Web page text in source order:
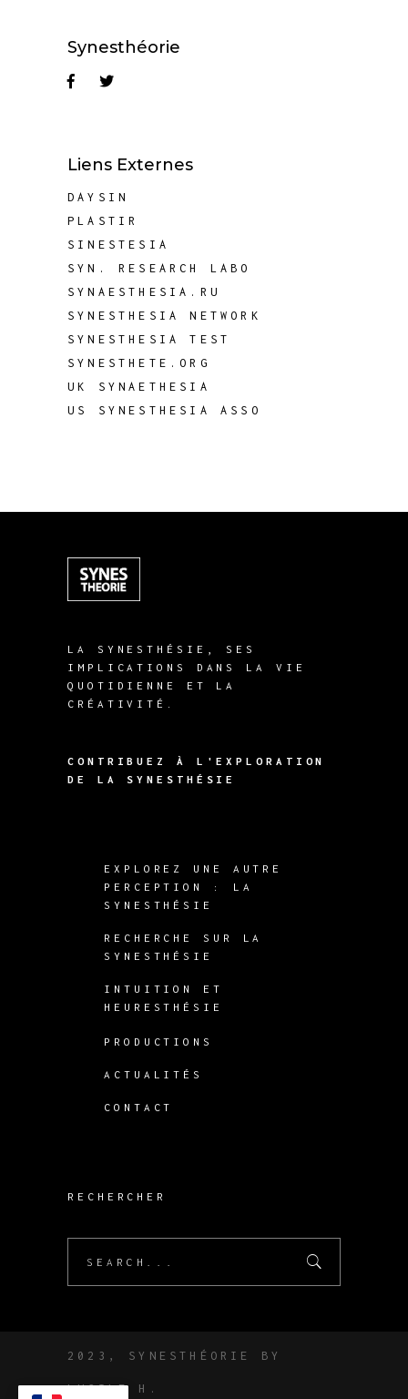
Synesthéorie
Liens Externes
DAYSIN
PLASTIR
SINESTESIA
SYN. RESEARCH LABO
SYNAESTHESIA.RU
SYNESTHESIA NETWORK
SYNESTHESIA TEST
SYNESTHETE.ORG
UK SYNAETHESIA
US SYNESTHESIA ASSO
LA SYNESTHÉSIE, SES
IMPLICATIONS DANS LA VIE
QUOTIDIENNE ET LA
CRÉATIVITÉ.
CONTRIBUEZ À L'EXPLORATION
DE LA SYNESTHÉSIE
EXPLOREZ UNE AUTRE
PERCEPTION : LA
SYNESTHÉSIE
RECHERCHE SUR LA
SYNESTHÉSIE
INTUITION ET
HEURESTHÉSIE
PRODUCTIONS
ACTUALITÉS
CONTACT
RECHERCHER
2023, SYNESTHÉORIE BY
LUCILE H.